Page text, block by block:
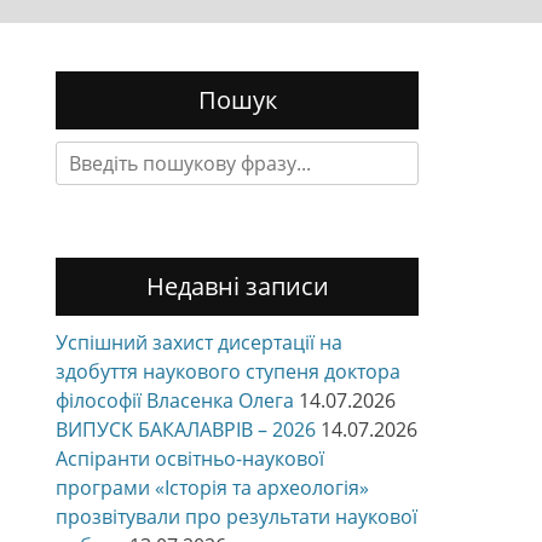
Пошук
Search
for:
Недавні записи
Успішний захист дисертації на
здобуття наукового ступеня доктора
філософії Власенка Олега 14.07.2026
ВИПУСК БАКАЛАВРІВ – 2026 14.07.2026
Аспіранти освітньо-наукової
програми «Історія та археологія»
прозвітували про результати наукової